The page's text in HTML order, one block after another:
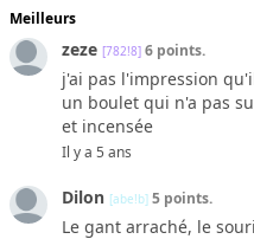
Meilleurs
zeze [782!8] 6 points.
j'ai pas l'impression
un boulet qui n'a pas
et incensée
Il y a 5 ans
Dilon [abe!b] 5 points.
Le gant arraché, le